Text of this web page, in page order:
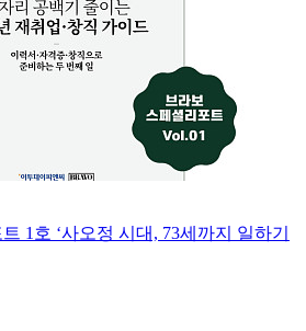
1호 ‘사오정 시대, 73세까지 일하기